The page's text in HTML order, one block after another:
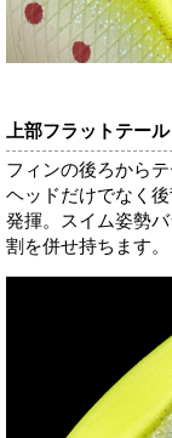
上部フラットテール
フィンの後ろから
ヘッドだけでなく
発揮。スイム姿勢
割を併せ持ちます。